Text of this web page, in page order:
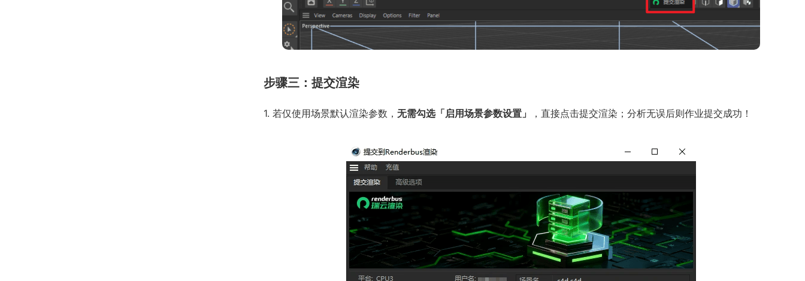
步骤三：提交渲染
1. 若仅使用场景默认渲染参数， 无需勾选「启用场景参数设置」 ，直接点击提交渲染；分析无误后则作业提交成功！